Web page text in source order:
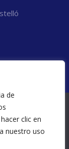
de
clic en
nuestro uso
a
la mejor
utilizando